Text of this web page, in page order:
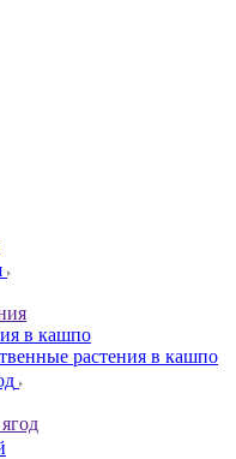
в кашпо
растения в кашпо